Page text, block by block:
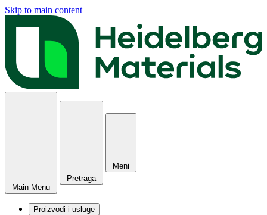
Skip to main content
Main Menu
Pretraga
Meni
Proizvodi i usluge